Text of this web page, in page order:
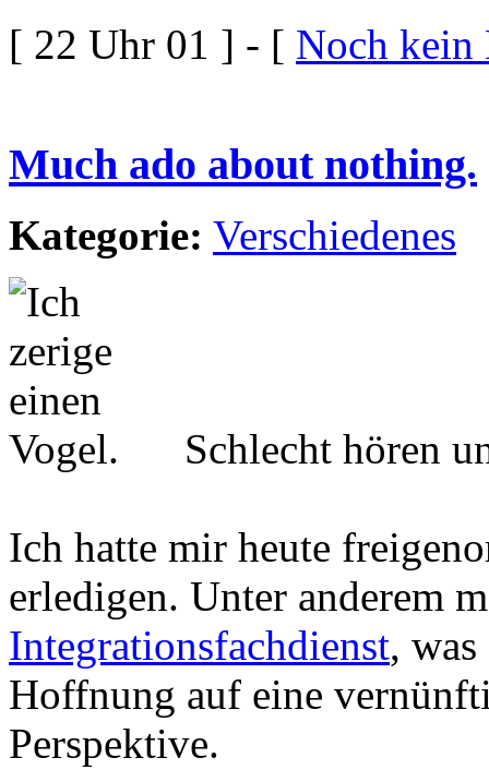
[ 22 Uhr 01 ] - [ Noch kein
Much ado about nothing.
Kategorie: Verschiedenes
Schlecht hören
Ich hatte mir heute
erledigen. Unter anderem
Integrationsfachdienst,
Hoffnung auf eine
Perspektive.